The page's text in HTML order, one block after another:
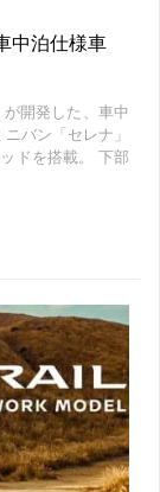
中泊仕様車
開発した、車中
バン「セレナ」
ドを搭載。 下部